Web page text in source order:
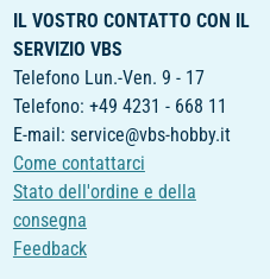
IL VOSTRO CONTATTO CON IL
SERVIZIO VBS
Telefono Lun.-Ven. 9 - 17
Telefono: +49 4231 - 668 11
E-mail: service@vbs-hobby.it
Come contattarci
Stato dell'ordine e della
consegna
Feedback